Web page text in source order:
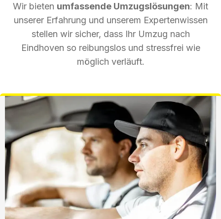
Wir bieten umfassende Umzugslösungen: Mit
unserer Erfahrung und unserem Expertenwissen
stellen wir sicher, dass Ihr Umzug nach
Eindhoven so reibungslos und stressfrei wie
möglich verläuft.